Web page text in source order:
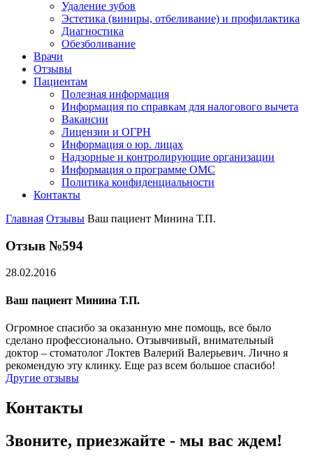
Удаление зубов
Эстетика (виниры, отбеливание) и профилактика
Диагностика
Обезболивание
Врачи
Отзывы
Пациентам
Полезная информация
Информация по справкам для налогового вычета
Вакансии
Лицензии и ОГРН
Информация о юр. лицах
Надзорные и контролирующие организации
Информация о программе ОМС
Политика конфиденциальности
Контакты
Главная Отзывы Ваш пациент Минина Т.П.
Отзыв №594
28.02.2016
Ваш пациент Минина Т.П.
Огромное спасибо за оказанную мне помощь, все было
сделано профессионально. Отзывчивый, внимательный
доктор – стоматолог Локтев Валерий Валерьевич. Лично я
рекомендую эту клинку. Еще раз всем большое спасибо!
Другие отзывы
Контакты
Звоните, приезжайте - мы вас ждем!